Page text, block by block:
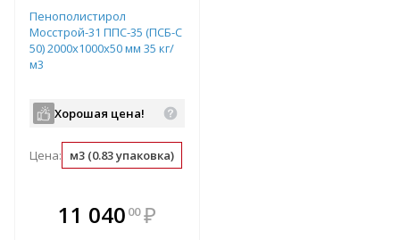
Пенополистирол
Мосстрой-31 ППС-35 (ПСБ-С
50) 2000х1000х50 мм 35 кг/
м3
Хорошая цена!
Цена: м3 (0.83 упаковка)
11 040 00 ₽